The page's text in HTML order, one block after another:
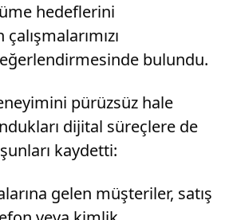
hedeflerini
bulundu.
pürüzsüz hale
dijital süreçlere de
kaydetti:
gelen müşteriler, satış